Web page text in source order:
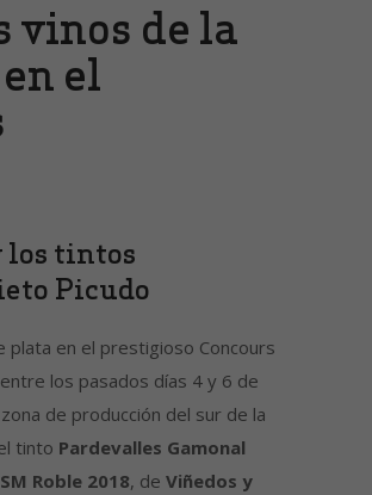
vinos de la
el
los tintos
Picudo
plata en el prestigioso Concours
los pasados días 4 y 6 de
de producción del sur de la
tinto Pardevalles Gamonal
Roble 2018, de Viñedos y